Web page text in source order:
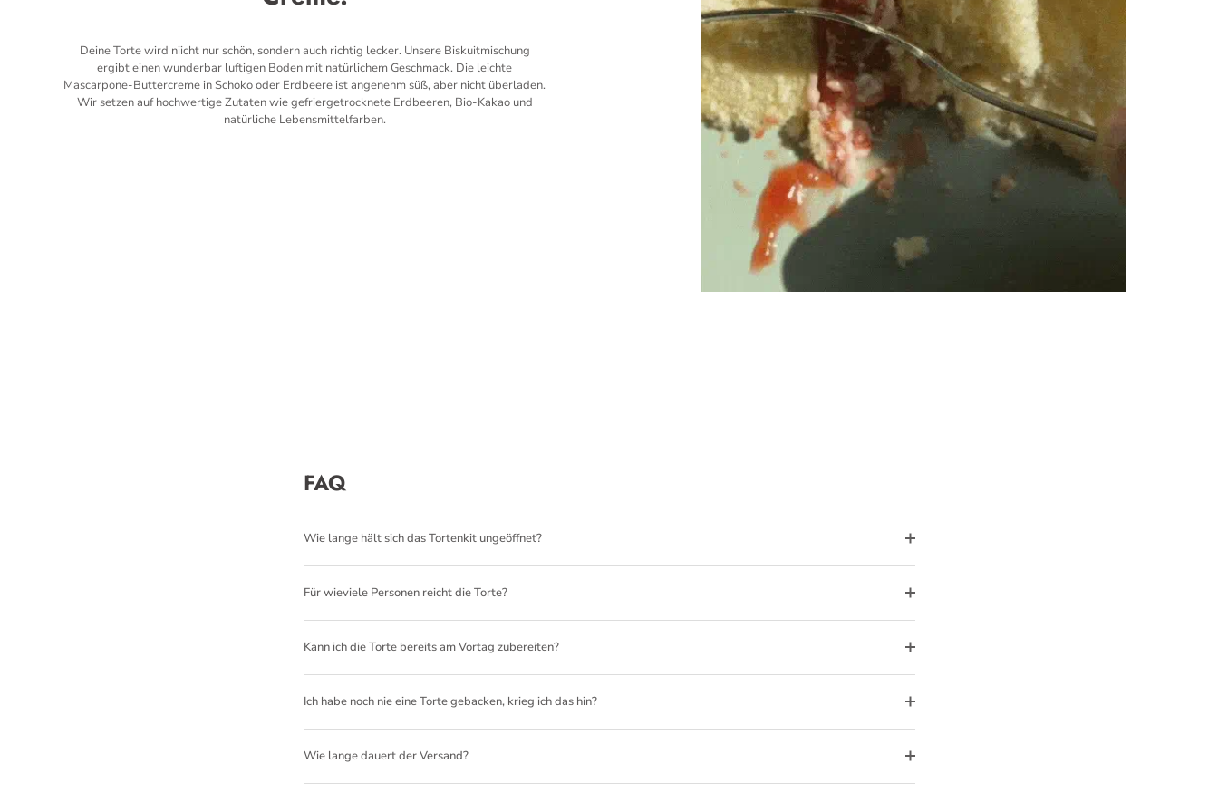
Deine Torte wird niicht nur schön, sondern auch richtig lecker. Unsere Biskuitmischung
ergibt einen wunderbar luftigen Boden mit natürlichem Geschmack. Die leichte
Mascarpone-Buttercreme in Schoko oder Erdbeere ist angenehm süß, aber nicht überladen.
Wir setzen auf hochwertige Zutaten wie gefriergetrocknete Erdbeeren, Bio-Kakao und
natürliche Lebensmittelfarben.
FAQ
Wie lange hält sich das Tortenkit ungeöffnet?
Für wieviele Personen reicht die Torte?
Kann ich die Torte bereits am Vortag zubereiten?
Ich habe noch nie eine Torte gebacken, krieg ich das hin?
Wie lange dauert der Versand?